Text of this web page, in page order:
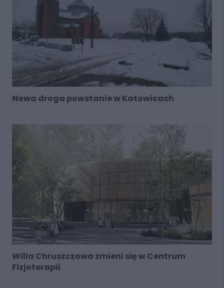
Nowa droga powstanie w Katowicach
Willa Chruszczowa zmieni się w Centrum
Fizjoterapii